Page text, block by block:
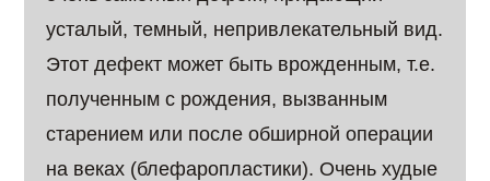
усталый, темный, непривлекательный вид.
Этот дефект может быть врожденным, т.е.
полученным с рождения, вызванным
старением или после обширной операции
на веках (блефаропластики). Очень худые